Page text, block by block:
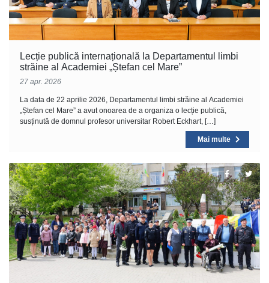
Lecție publică internațională la Departamentul limbi
străine al Academiei „Ștefan cel Mare”
27 apr. 2026
La data de 22 aprilie 2026, Departamentul limbi străine al Academiei
„Ștefan cel Mare” a avut onoarea de a organiza o lecție publică,
susținută de domnul profesor universitar Robert Eckhart, […]
Mai multe